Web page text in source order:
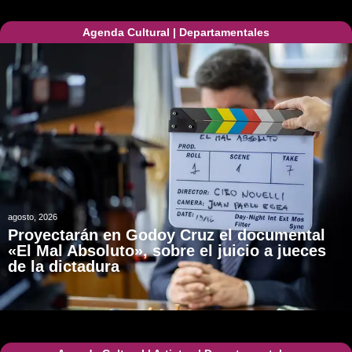
Agenda Cultural | Departamentales
agosto, 2026
Proyectarán en Godoy Cruz el documental
«El Mal Absoluto», sobre el juicio a jueces
de la dictadura